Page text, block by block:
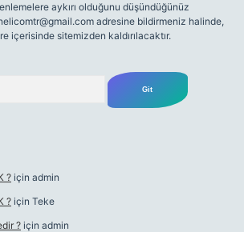
aykırı olduğunu düşündüğünüz
adresine bildirmeniz halinde,
içerisinde sitemizden kaldırılacaktır.
?için admin
?için Teke
? için admin